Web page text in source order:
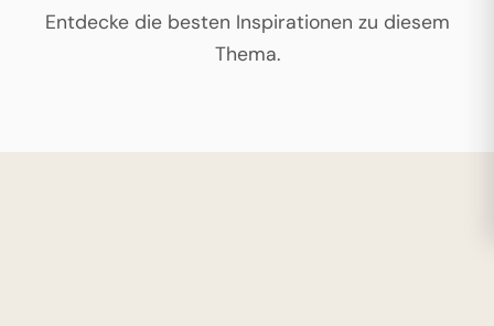
Entdecke die besten Inspirationen zu diesem
Thema.